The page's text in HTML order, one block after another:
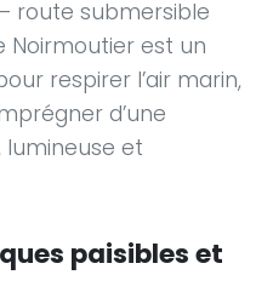
route submersible
Noirmoutier est un
respirer l’air marin,
d’une
lumineuse et
paisibles et